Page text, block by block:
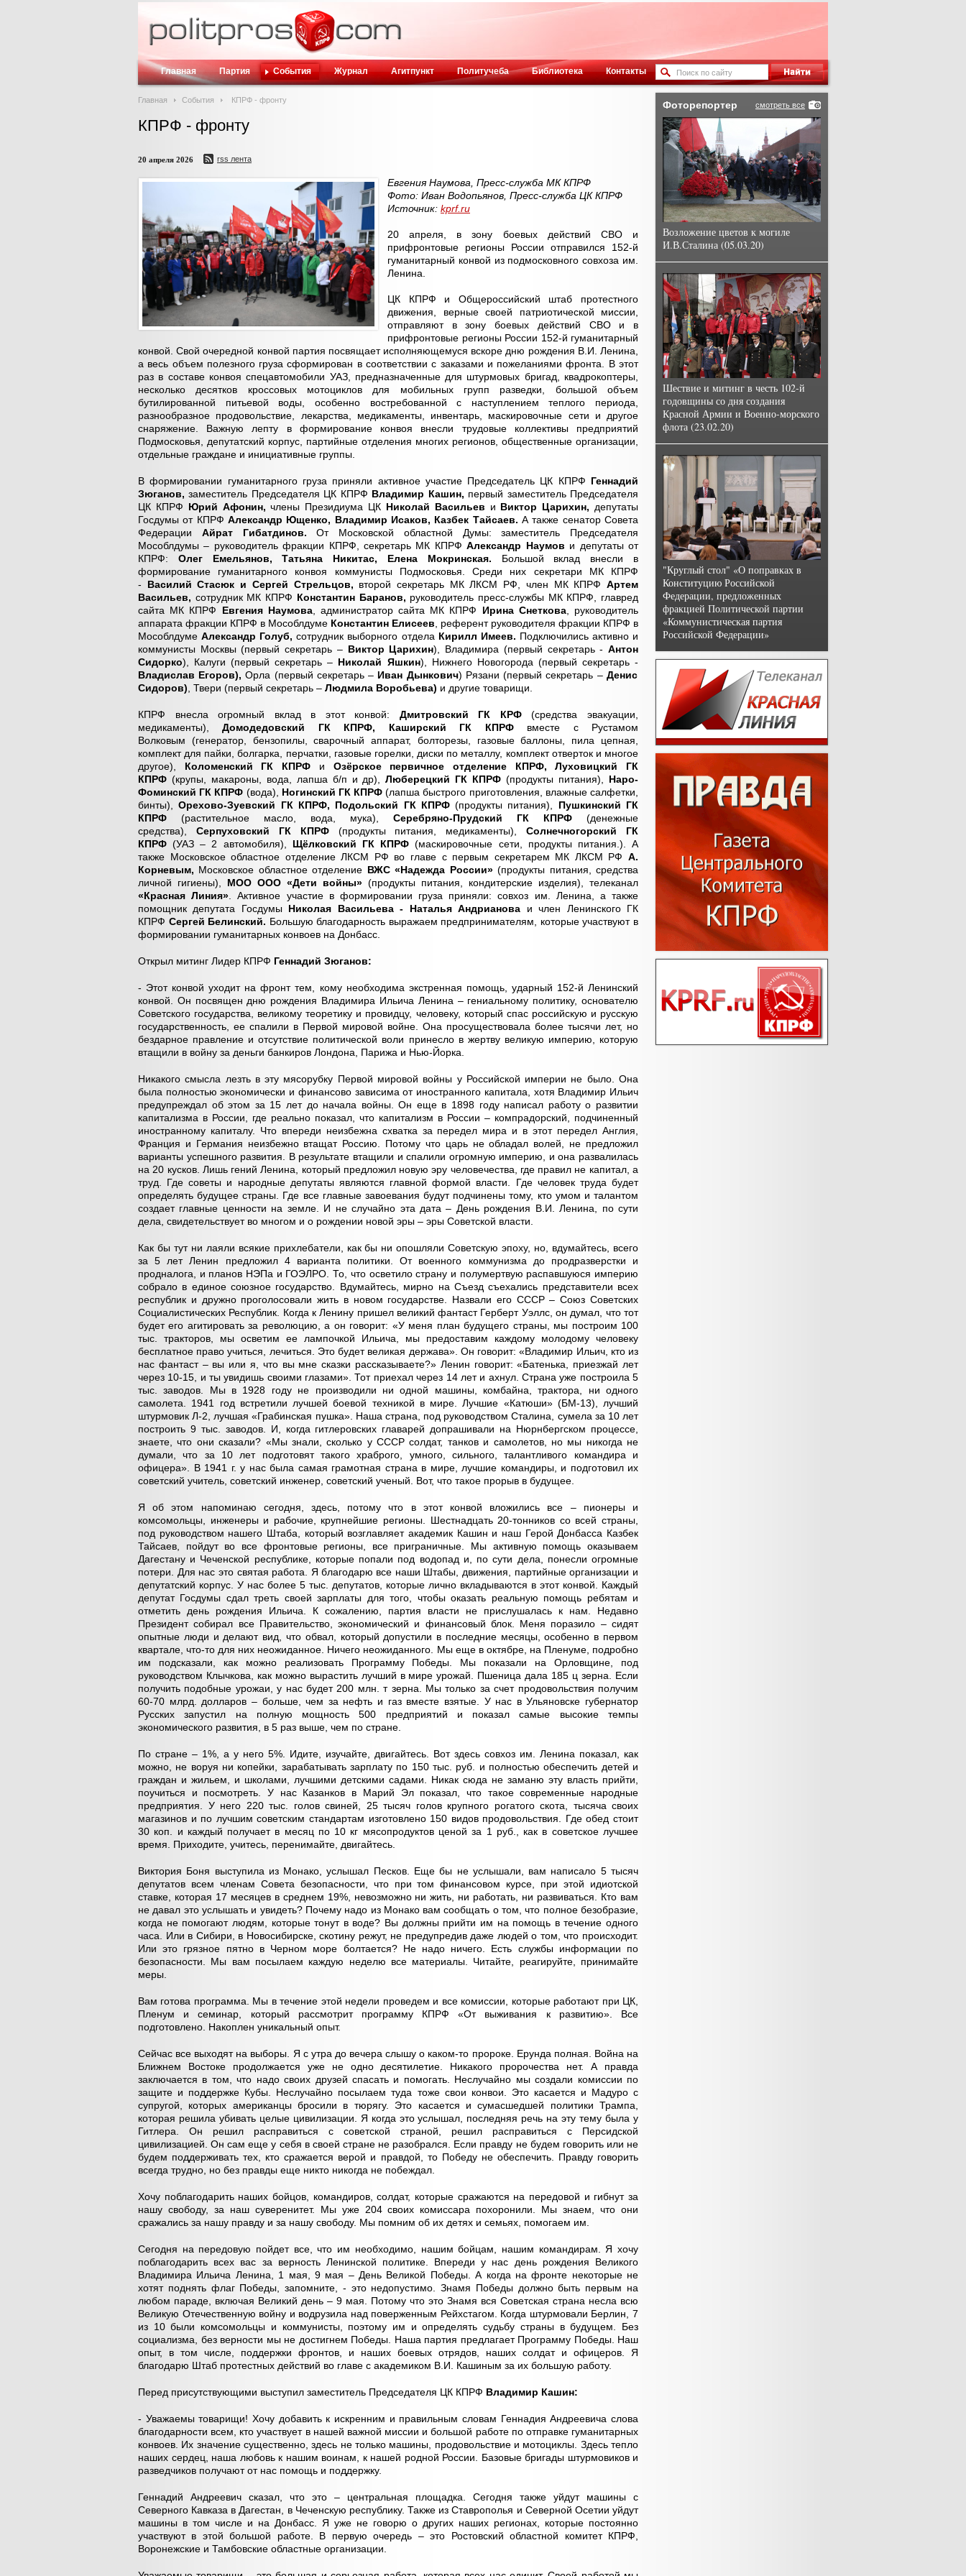
Главная Партия События Журнал Агитпункт Политучеба Библиотека Контакты
Главная События КПРФ - фронту
КПРФ - фронту
20 апреля 2026 rss лента
Евгения Наумова, Пресс-служба МК КПРФ
Фото: Иван Водопьянов, Пресс-служба ЦК КПРФ
Источник: kprf.ru
20 апреля, в зону боевых действий СВО и
прифронтовые регионы России отправился 152-й
гуманитарный конвой из подмосковного совхоза им.
Ленина.
ЦК КПРФ и Общероссийский штаб протестного
движения, верные своей патриотической миссии,
отправляют в зону боевых действий СВО и в
прифронтовые регионы России 152-й гуманитарный
конвой. Свой очередной конвой партия посвящает исполняющемуся вскоре дню рождения В.И. Ленина,
а весь объем полезного груза сформирован в соответствии с заказами и пожеланиями фронта. В этот
раз в составе конвоя спецавтомобили УАЗ, предназначенные для штурмовых бригад, квадрокоптеры,
несколько десятков кроссовых мотоциклов для мобильных групп разведки, большой объем
бутилированной питьевой воды, особенно востребованной с наступлением теплого периода,
разнообразное продовольствие, лекарства, медикаменты, инвентарь, маскировочные сети и другое
снаряжение. Важную лепту в формирование конвоя внесли трудовые коллективы предприятий
Подмосковья, депутатский корпус, партийные отделения многих регионов, общественные организации,
отдельные граждане и инициативные группы.
В формировании гуманитарного груза приняли активное участие Председатель ЦК КПРФ Геннадий
Зюганов, заместитель Председателя ЦК КПРФ Владимир Кашин, первый заместитель Председателя
ЦК КПРФ Юрий Афонин,члены Президиума ЦК Николай Васильев и Виктор Царихин, депутаты
Госдумы от КПРФ Александр Ющенко, Владимир Исаков, Казбек Тайсаев. А также сенатор Совета
Федерации Айрат Гибатдинов.От Московской областной Думы: заместитель Председателя
Мособлдумы – руководитель фракции КПРФ, секретарь МК КПРФАлександр Наумов и депутаты от
КПРФ: Олег Емельянов, Татьяна Никитас, Елена Мокринская. Большой вклад внесли в
формирование гуманитарного конвоя коммунисты Подмосковья. Среди них секретари МК КПРФ
- Василий Стасюк и Сергей Стрельцов, второй секретарь МК ЛКСМ РФ, член МК КПРФАртем
Васильев, сотрудник МК КПРФ Константин Баранов, руководитель пресс-службы МК КПРФ, главред
сайта МК КПРФ Евгения Наумова, администратор сайта МК КПРФ Ирина Снеткова, руководитель
аппарата фракции КПРФ в Мособлдуме Константин Елисеев , референт руководителя фракции КПРФ в
МособлдумеАлександр Голуб, сотрудник выборного отдела Кирилл Имеев. Подключились активно и
коммунисты Москвы (первый секретарь – Виктор Царихин), Владимира (первый секретарь -Антон
Сидорко), Калуги (первый секретарь – Николай Яшкин), Нижнего Новогорода (первый секретарь -
Владислав Егоров), Орла (первый секретарь – Иван Дынкович) Рязани (первый секретарь – Денис
Сидоров) , Твери (первый секретарь – Людмила Воробьева) и другие товарищи.
КПРФ внесла огромный вклад в этот конвой: Дмитровский ГК КРФ(средства эвакуации,
медикаменты),Домодедовский ГК КПРФ, Каширский ГК КПРФвместе с Рустамом
Волковым (генератор, бензопилы, сварочный аппарат, болторезы, газовые баллоны, пила цепная,
комплект для пайки, болгарка, перчатки, газовые горелки, диски по металлу, комплект отверток и многое
другое), Коломенский ГК КПРФ и Озёрское первичное отделение КПРФ, Луховицкий ГК
КПРФ (крупы, макароны, вода, лапша б/п и др),Люберецкий ГК КПРФ(продукты питания), Наро-
Фоминский ГК КПРФ (вода), Ногинский ГК КПРФ (лапша быстрого приготовления, влажные салфетки,
бинты),Орехово-Зуевский ГК КПРФ, Подольский ГК КПРФ(продукты питания), Пушкинский ГК
КПРФ (растительное масло, вода, мука), Серебряно-Прудский ГК КПРФ (денежные
средства), Серпуховский ГК КПРФ(продукты питания, медикаменты),Солнечногорский ГК
КПРФ (УАЗ – 2 автомобиля), Щёлковский ГК КПРФ (маскировочные сети, продукты питания.). А
также Московское областное отделение ЛКСМ РФ во главе с первым секретарем МК ЛКСМ РФ А.
Корневым, Московское областное отделение ВЖС «Надежда России»(продукты питания, средства
личной гигиены), МОО ООО «Дети войны» (продукты питания, кондитерские изделия), телеканал
«Красная Линия» . Активное участие в формировании груза приняли: совхоз им. Ленина, а также
помощник депутата Госдумы Николая Васильева - Наталья Андрианова и член Ленинского ГК
КПРФ Сергей Белинский. Большую благодарность выражаем предпринимателям, которые участвуют в
формировании гуманитарных конвоев на Донбасс.
Открыл митинг Лидер КПРФ Геннадий Зюганов:
- Этот конвой уходит на фронт тем, кому необходима экстренная помощь, ударный 152-й Ленинский
конвой. Он посвящен дню рождения Владимира Ильича Ленина – гениальному политику, основателю
Советского государства, великому теоретику и провидцу, человеку, который спас российскую и русскую
государственность, ее спалили в Первой мировой войне. Она просуществовала более тысячи лет, но
бездарное правление и отсутствие политической воли принесло в жертву великую империю, которую
втащили в войну за деньги банкиров Лондона, Парижа и Нью-Йорка.
Никакого смысла лезть в эту мясорубку Первой мировой войны у Российской империи не было. Она
была полностью экономически и финансово зависима от иностранного капитала, хотя Владимир Ильич
предупреждал об этом за 15 лет до начала войны. Он еще в 1898 году написал работу о развитии
капитализма в России, где реально показал, что капитализм в России – компрадорский, подчиненный
иностранному капиталу. Что впереди неизбежна схватка за передел мира и в этот передел Англия,
Франция и Германия неизбежно втащат Россию. Потому что царь не обладал волей, не предложил
варианты успешного развития. В результате втащили и спалили огромную империю, и она развалилась
на 20 кусков. Лишь гений Ленина, который предложил новую эру человечества, где правил не капитал, а
труд. Где советы и народные депутаты являются главной формой власти. Где человек труда будет
определять будущее страны. Где все главные завоевания будут подчинены тому, кто умом и талантом
создает главные ценности на земле. И не случайно эта дата – День рождения В.И. Ленина, по сути
дела, свидетельствует во многом и о рождении новой эры – эры Советской власти.
Как бы тут ни лаяли всякие прихлебатели, как бы ни опошляли Советскую эпоху, но, вдумайтесь, всего
за 5 лет Ленин предложил 4 варианта политики. От военного коммунизма до продразверстки и
продналога, и планов НЭПа и ГОЭЛРО. То, что осветило страну и полумертвую распавшуюся империю
собрало в единое союзное государство. Вдумайтесь, мирно на Съезд съехались представители всех
республик и дружно проголосовали жить в новом государстве. Назвали его СССР – Союз Советских
Социалистических Республик. Когда к Ленину пришел великий фантаст Герберт Уэллс, он думал, что тот
будет его агитировать за революцию, а он говорит: «У меня план будущего страны, мы построим 100
тыс. тракторов, мы осветим ее лампочкой Ильича, мы предоставим каждому молодому человеку
бесплатное право учиться, лечиться. Это будет великая держава». Он говорит: «Владимир Ильич, кто из
нас фантаст – вы или я, что вы мне сказки рассказываете?» Ленин говорит: «Батенька, приезжай лет
через 10-15, и ты увидишь своими глазами». Тот приехал через 14 лет и ахнул. Страна уже построила 5
тыс. заводов. Мы в 1928 году не производили ни одной машины, комбайна, трактора, ни одного
самолета. 1941 год встретили лучшей боевой техникой в мире. Лучшие «Катюши» (БМ-13), лучший
штурмовик Л-2, лучшая «Грабинская пушка». Наша страна, под руководством Сталина, сумела за 10 лет
построить 9 тыс. заводов. И, когда гитлеровских главарей допрашивали на Нюрнбергском процессе,
знаете, что они сказали? «Мы знали, сколько у СССР солдат, танков и самолетов, но мы никогда не
думали, что за 10 лет подготовят такого храброго, умного, сильного, талантливого командира и
офицера». В 1941 г. у нас была самая грамотная страна в мире, лучшие командиры, и подготовил их
советский учитель, советский инженер, советский ученый. Вот, что такое прорыв в будущее.
Я об этом напоминаю сегодня, здесь, потому что в этот конвой вложились все – пионеры и
комсомольцы, инженеры и рабочие, крупнейшие регионы. Шестнадцать 20-тонников со всей страны,
под руководством нашего Штаба, который возглавляет академик Кашин и наш Герой Донбасса Казбек
Тайсаев, пойдут во все фронтовые регионы, все приграничные. Мы активную помощь оказываем
Дагестану и Чеченской республике, которые попали под водопад и, по сути дела, понесли огромные
потери. Для нас это святая работа. Я благодарю все наши Штабы, движения, партийные организации и
депутатский корпус. У нас более 5 тыс. депутатов, которые лично вкладываются в этот конвой. Каждый
депутат Госдумы сдал треть своей зарплаты для того, чтобы оказать реальную помощь ребятам и
отметить день рождения Ильича. К сожалению, партия власти не прислушалась к нам. Недавно
Президент собирал все Правительство, экономический и финансовый блок. Меня поразило – сидят
опытные люди и делают вид, что обвал, который допустили в последние месяцы, особенно в первом
квартале, что-то для них неожиданное. Ничего неожиданного. Мы еще в октябре, на Пленуме, подробно
им подсказали, как можно реализовать Программу Победы. Мы показали на Орловщине, под
руководством Клычкова, как можно вырастить лучший в мире урожай. Пшеница дала 185 ц зерна. Если
получить подобные урожаи, у нас будет 200 млн. т зерна. Мы только за счет продовольствия получим
60-70 млрд. долларов – больше, чем за нефть и газ вместе взятые. У нас в Ульяновске губернатор
Русских запустил на полную мощность 500 предприятий и показал самые высокие темпы
экономического развития, в 5 раз выше, чем по стране.
По стране – 1%, а у него 5%. Идите, изучайте, двигайтесь. Вот здесь совхоз им. Ленина показал, как
можно, не воруя ни копейки, зарабатывать зарплату по 150 тыс. руб. и полностью обеспечить детей и
граждан и жильем, и школами, лучшими детскими садами. Никак сюда не заманю эту власть прийти,
поучиться и посмотреть. У нас Казанков в Марий Эл показал, что такое современные народные
предприятия. У него 220 тыс. голов свиней, 25 тысяч голов крупного рогатого скота, тысяча своих
магазинов и по лучшим советским стандартам изготовлено 150 видов продовольствия. Где обед стоит
30 коп. и каждый получает в месяц по 10 кг мясопродуктов ценой за 1 руб., как в советское лучшее
время. Приходите, учитесь, перенимайте, двигайтесь.
Виктория Боня выступила из Монако, услышал Песков. Еще бы не услышали, вам написало 5 тысяч
депутатов всем членам Совета безопасности, что при том финансовом курсе, при этой идиотской
ставке, которая 17 месяцев в среднем 19%, невозможно ни жить, ни работать, ни развиваться. Кто вам
не давал это услышать и увидеть? Почему надо из Монако вам сообщать о том, что полное безобразие,
когда не помогают людям, которые тонут в воде? Вы должны прийти им на помощь в течение одного
часа. Или в Сибири, в Новосибирске, скотину режут, не предупредив даже людей о том, что происходит.
Или это грязное пятно в Черном море болтается? Не надо ничего. Есть службы информации по
безопасности. Мы вам посылаем каждую неделю все материалы. Читайте, реагируйте, принимайте
меры.
Вам готова программа. Мы в течение этой недели проведем и все комиссии, которые работают при ЦК,
Пленум и семинар, который рассмотрит программу КПРФ «От выживания к развитию». Все
подготовлено. Накоплен уникальный опыт.
Сейчас все выходят на выборы. Я с утра до вечера слышу о каком-то пророке. Ерунда полная. Война на
Ближнем Востоке продолжается уже не одно десятилетие. Никакого пророчества нет. А правда
заключается в том, что надо своих друзей спасать и помогать. Неслучайно мы создали комиссии по
защите и поддержке Кубы. Неслучайно посылаем туда тоже свои конвои. Это касается и Мадуро с
супругой, которых американцы бросили в тюрягу. Это касается и сумасшедшей политики Трампа,
которая решила убивать целые цивилизации. Я когда это услышал, последняя речь на эту тему была у
Гитлера. Он решил расправиться с советской страной, решил расправиться с Персидской
цивилизацией. Он сам еще у себя в своей стране не разобрался. Если правду не будем говорить или не
будем поддерживать тех, кто сражается верой и правдой, то Победу не обеспечить. Правду говорить
всегда трудно, но без правды еще никто никогда не побеждал.
Хочу поблагодарить наших бойцов, командиров, солдат, которые сражаются на передовой и гибнут за
нашу свободу, за наш суверенитет. Мы уже 204 своих комиссара похоронили. Мы знаем, что они
сражались за нашу правду и за нашу свободу. Мы помним об их детях и семьях, помогаем им.
Сегодня на передовую пойдет все, что им необходимо, нашим бойцам, нашим командирам. Я хочу
поблагодарить всех вас за верность Ленинской политике. Впереди у нас день рождения Великого
Владимира Ильича Ленина, 1 мая, 9 мая – День Великой Победы. А когда на фронте некоторые не
хотят поднять флаг Победы, запомните, - это недопустимо. Знамя Победы должно быть первым на
любом параде, включая Великий день – 9 мая. Потому что это Знамя вся Советская страна несла всю
Великую Отечественную войну и водрузила над поверженным Рейхстагом. Когда штурмовали Берлин, 7
из 10 были комсомольцы и коммунисты, поэтому им и определять судьбу страны в будущем. Без
социализма, без верности мы не достигнем Победы. Наша партия предлагает Программу Победы. Наш
опыт, в том числе, поддержки фронтов, и наших боевых отрядов, наших солдат и офицеров. Я
благодарю Штаб протестных действий во главе с академиком В.И. Кашиным за их большую работу.
Перед присутствующими выступил заместитель Председателя ЦК КПРФ Владимир Кашин:
- Уважаемы товарищи! Хочу добавить к искренним и правильным словам Геннадия Андреевича слова
благодарности всем, кто участвует в нашей важной миссии и большой работе по отправке гуманитарных
конвоев. Их значение существенно, здесь не только машины, продовольствие и мотоциклы. Здесь тепло
наших сердец, наша любовь к нашим воинам, к нашей родной России. Базовые бригады штурмовиков и
разведчиков получают от нас помощь и поддержку.
Геннадий Андреевич сказал, что это – центральная площадка. Сегодня также уйдут машины с
Северного Кавказа в Дагестан, в Чеченскую республику. Также из Ставрополья и Северной Осетии уйдут
машины в том числе и на Донбасс. Я уже не говорю о других наших регионах, которые постоянно
участвуют в этой большой работе. В первую очередь – это Ростовский областной комитет КПРФ,
Воронежские и Тамбовские областные организации.
смотреть все
Фоторепортер
Возложение цветов к могиле
И.В.Сталина (05.03.20)
Шествие и митинг в честь 102-й
годовщины со дня создания
Красной Армии и Военно-морского
флота (23.02.20)
"Круглый стол" «О поправках в
Конституцию Российской
Федерации, предложенных
фракцией Политической партии
«Коммунистическая партия
Российской Федерации»